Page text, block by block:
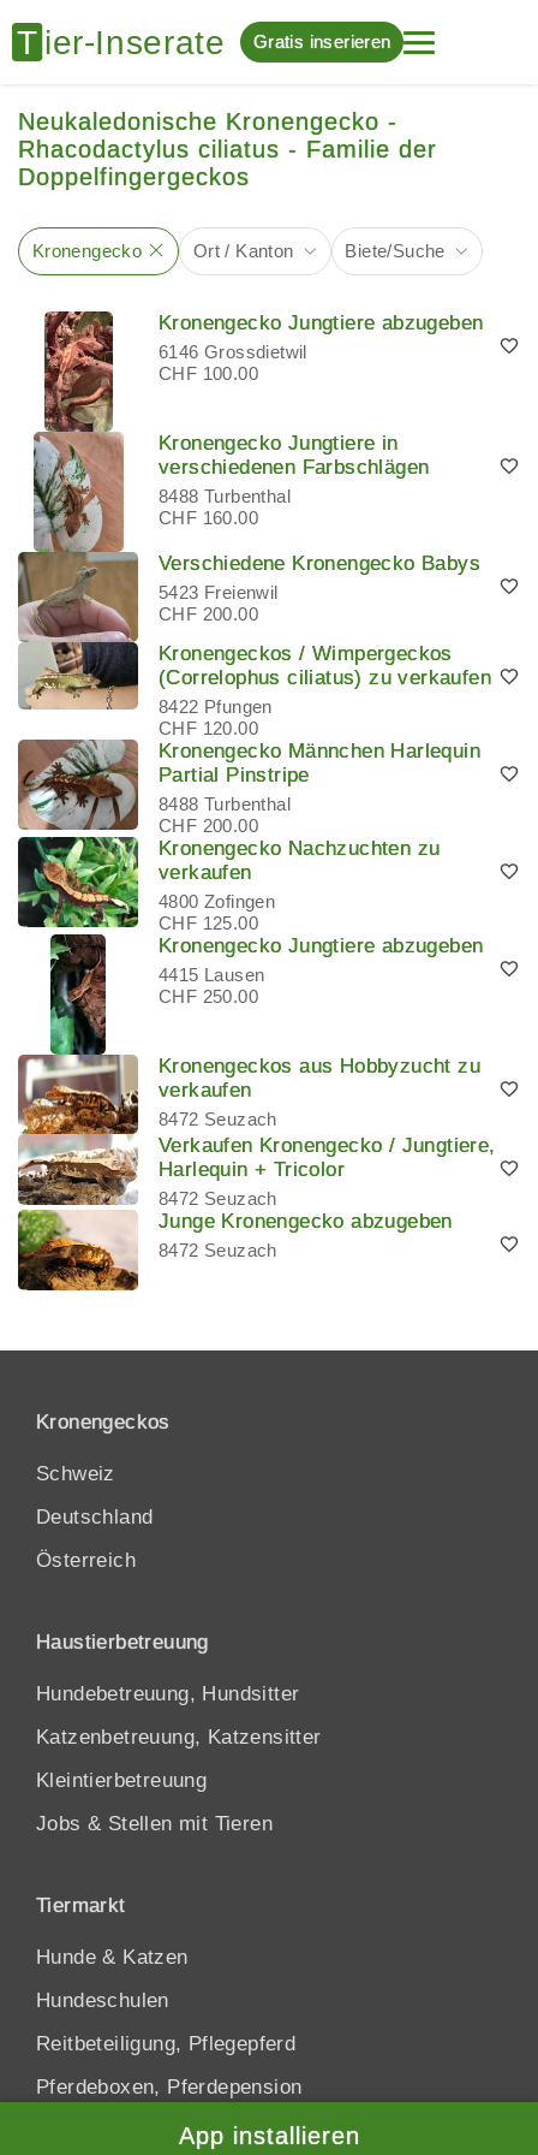
Datenschutzhinweis Schliessen
Gratis inserieren
Neukaledonische Kronengecko -
Rhacodactylus ciliatus - Familie der
Doppelfingergeckos
Kronengecko Ort / Kanton Biete/Suche
Kronengecko Jungtiere abzugeben
6146 Grossdietwil
CHF 100.00
Kronengecko Jungtiere in
verschiedenen Farbschlägen
8488 Turbenthal
CHF 160.00
Verschiedene Kronengecko Babys
5423 Freienwil
CHF 200.00
Kronengeckos / Wimpergeckos
(Correlophus ciliatus) zu verkaufen
8422 Pfungen
CHF 120.00
Kronengecko Männchen Harlequin
Partial Pinstripe
8488 Turbenthal
CHF 200.00
Kronengecko Nachzuchten zu
verkaufen
4800 Zofingen
CHF 125.00
Kronengecko Jungtiere abzugeben
4415 Lausen
CHF 250.00
Kronengeckos aus Hobbyzucht zu
verkaufen
8472 Seuzach
Verkaufen Kronengecko / Jungtiere,
Harlequin + Tricolor
8472 Seuzach
Junge Kronengecko abzugeben
8472 Seuzach
Kronengeckos
Schweiz
Deutschland
Österreich
Haustierbetreuung
Hundebetreuung, Hundsitter
Katzenbetreuung, Katzensitter
Kleintierbetreuung
Jobs & Stellen mit Tieren
Tiermarkt
Hunde & Katzen
Hundeschulen
Reitbeteiligung, Pflegepferd
Pferdeboxen, Pferdepension
App installieren